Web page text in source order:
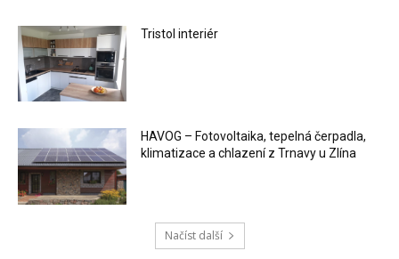
Tristol interiér
HAVOG – Fotovoltaika, tepelná čerpadla,
klimatizace a chlazení z Trnavy u Zlína
Načíst další